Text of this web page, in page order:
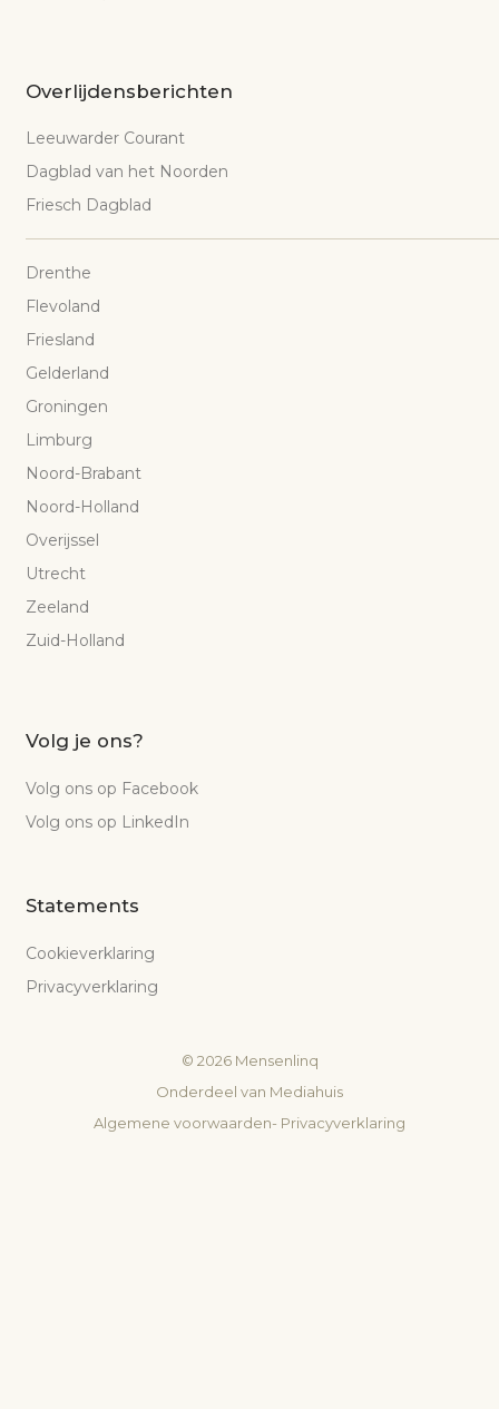
Overlijdensberichten
Leeuwarder Courant
Dagblad van het Noorden
Friesch Dagblad
Drenthe
Flevoland
Friesland
Gelderland
Groningen
Limburg
Noord-Brabant
Noord-Holland
Overijssel
Utrecht
Zeeland
Zuid-Holland
Volg je ons?
Volg ons op Facebook
Volg ons op LinkedIn
Statements
Cookieverklaring
Privacyverklaring
© 2026Mensenlinq
Onderdeel van Mediahuis
Algemene voorwaarden- Privacyverklaring